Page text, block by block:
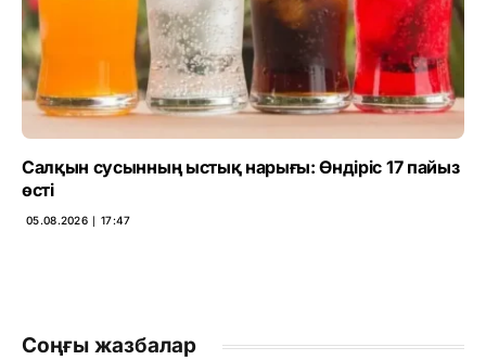
Салқын сусынның ыстық нарығы: Өндіріс 17 пайыз
өсті
05.08.2026 ∣ 17:47
Соңғы жазбалар